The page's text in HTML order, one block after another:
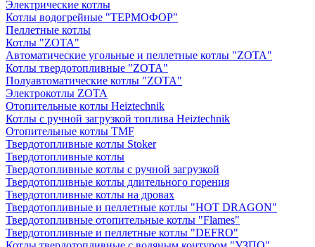
Электрические котлы
Котлы водогрейные "ТЕРМОФОР"
Пеллетные котлы
Котлы "ZOTA"
Автоматические угольные и пеллетные котлы "ZOTA"
Котлы твердотопливные "ZOTA"
Полуавтоматические котлы "ZOTA"
Электрокотлы ZOTA
Отопительные котлы Heiztechnik
Котлы с ручной загрузкой топлива Heiztechnik
Отопительные котлы TMF
Твердотопливные котлы Stoker
Твердотопливные котлы
Твердотопливные котлы с ручной загрузкой
Твердотопливные котлы длительного горения
Твердотопливные котлы на дровах
Твердотопливные и пеллетные котлы "HOT DRAGON"
Твердотопливные отопительные котлы "Flames"
Твердотопливные и пеллетные котлы "DEFRO"